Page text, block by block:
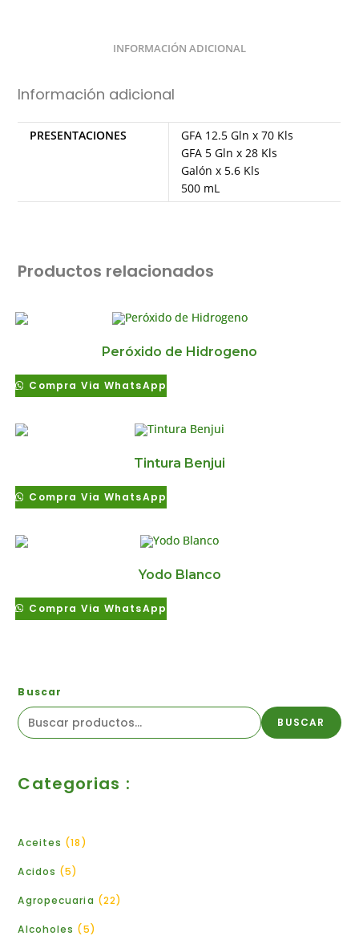
INFORMACIÓN ADICIONAL
Información adicional
PRESENTACIONES
GFA 12.5 Gln x 70 Kls
GFA 5 Gln x 28 Kls
Galón x 5.6 Kls
500 mL
Productos relacionados
Peróxido de Hidrogeno
Compra Via WhatsApp
Tintura Benjui
Compra Via WhatsApp
Yodo Blanco
Compra Via WhatsApp
Buscar
BUSCAR
Categorias :
Aceites 18
Acidos 5
Agropecuaria 22
Alcoholes 5